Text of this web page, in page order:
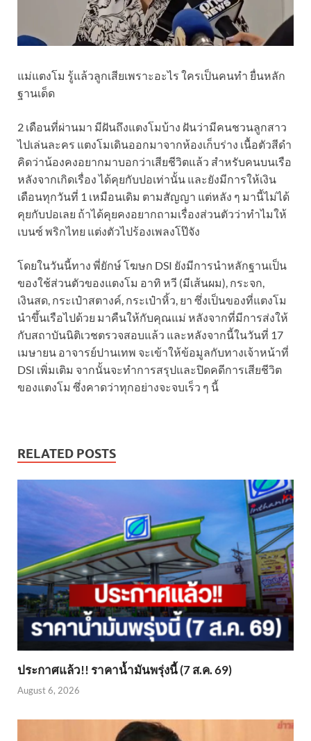
แม่แตงโม รู้แล้วลูกเสียเพราะอะไร ใครเป็นคนทำ ยื่นหลัก
ฐานเด็ด
2 เดือนที่ผ่านมา มีฝันถึงแตงโมบ้าง ฝันว่ามีคนชวนลูกสาว
ไปเล่นละคร แตงโมเดินออกมาจากห้องเก็บร่าง เนื้อตัวสีดำ
คิดว่าน้องคงอยากมาบอกว่าเสียชีวิตแล้ว สำหรับคนบนเรือ
หลังจากเกิดเรื่อง ได้คุยกับปอเท่านั้น และยังมีการให้เงิน
เดือนทุกวันที่ 1 เหมือนเดิม ตามสัญญา แต่หลัง ๆ มานี้ไม่ได้
คุยกับปอเลย ถ้าได้คุยคงอยากถามเรื่องส่วนตัวว่าทำไมให้
เบนซ์ พริกไทย แต่งตัวไปร้องเพลงโป๊จัง
โดยในวันนี้ทาง พี่ยักษ์ โฆษก DSI ยังมีการนำหลักฐานเป็น
ของใช้ส่วนตัวของแตงโม อาทิ หวี (มีเส้นผม), กระจก,
เงินสด, กระเป๋าสตางค์, กระเป๋าหิ้ว, ยา ซึ่งเป็นของที่แตงโม
นำขึ้นเรือไปด้วย มาคืนให้กับคุณแม่ หลังจากที่มีการส่งให้
กับสถาบันนิติเวชตรวจสอบแล้ว และหลังจากนี้ในวันที่ 17
เมษายน อาจารย์ปานเทพ จะเข้าให้ข้อมูลกับทางเจ้าหน้าที่
DSI เพิ่มเติม จากนั้นจะทำการสรุปและปิดคดีการเสียชีวิต
ของแตงโม ซึ่งคาดว่าทุกอย่างจะจบเร็ว ๆ นี้
RELATED POSTS
ประกาศแล้ว!! ราคาน้ำมันพรุ่งนี้ (7 ส.ค. 69)
August 6, 2026